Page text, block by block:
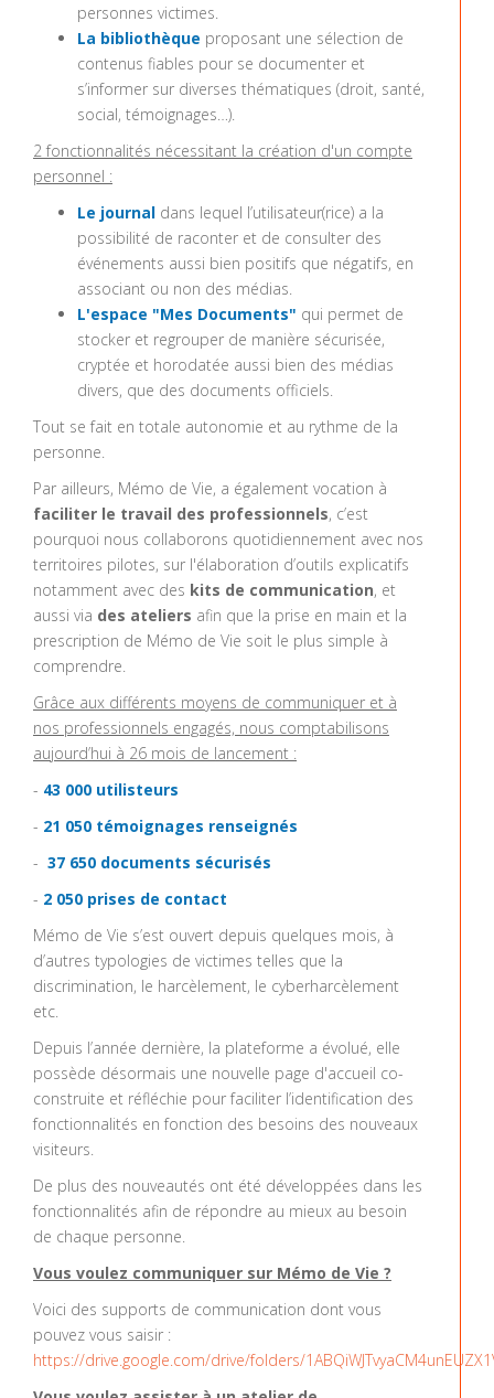
personnes victimes.
La bibliothèque proposant une sélection de
contenus fiables pour se documenter et
s’informer sur diverses thématiques (droit, santé,
social, témoignages…).
2 fonctionnalités nécessitant la création d'un compte
personnel :
Le journal dans lequel l’utilisateur(rice) a la
possibilité de raconter et de consulter des
événements aussi bien positifs que négatifs, en
associant ou non des médias.
L'espace "Mes Documents" qui permet de
stocker et regrouper de manière sécurisée,
cryptée et horodatée aussi bien des médias
divers, que des documents officiels.
Tout se fait en totale autonomie et au rythme de la
personne.
Par ailleurs, Mémo de Vie, a également vocation à
faciliter le travail des professionnels, c’est
pourquoi nous collaborons quotidiennement avec nos
territoires pilotes, sur l'élaboration d’outils explicatifs
notamment avec des kits de communication, et
aussi via des ateliers afin que la prise en main et la
prescription de Mémo de Vie soit le plus simple à
comprendre.
Grâce aux différents moyens de communiquer et à
nos professionnels engagés, nous comptabilisons
aujourd’hui à 26 mois de lancement :
- 43 000 utilisteurs
- 21 050 témoignages renseignés
- 37 650 documents sécurisés
- 2 050 prises de contact
Mémo de Vie s’est ouvert depuis quelques mois, à
d’autres typologies de victimes telles que la
discrimination, le harcèlement, le cyberharcèlement
etc.
Depuis l’année dernière, la plateforme a évolué, elle
possède désormais une nouvelle page d'accueil co-
construite et réfléchie pour faciliter l’identification des
fonctionnalités en fonction des besoins des nouveaux
visiteurs.
De plus des nouveautés ont été développées dans les
fonctionnalités afin de répondre au mieux au besoin
de chaque personne.
Vous voulez communiquer sur Mémo de Vie ?
Voici des supports de communication dont vous
pouvez vous saisir :
https://drive.google.com/drive/folders/